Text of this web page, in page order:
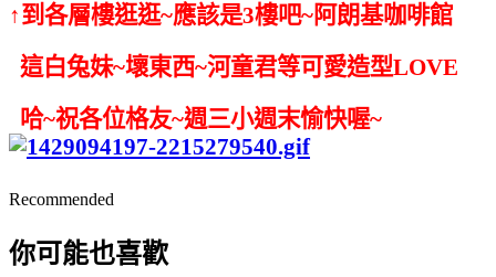
↑到各層樓逛逛~應該是3樓吧~阿朗基咖啡館
這白兔妹~壞東西~河童君等可愛造型LOVE
哈~祝各位格友~週三小週末愉快喔~
Recommended
你可能也喜歡